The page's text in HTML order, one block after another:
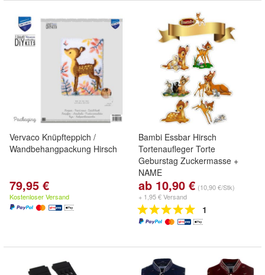
Vervaco Knüpfteppich /
Wandbehangpackung Hirsch
79,95 €
Kostenloser Versand
Bambi Essbar Hirsch
Tortenaufleger Torte
Geburstag Zuckermasse +
NAME
ab 10,90 € (10,90 €/Stk)
+ 1,95 € Versand
1